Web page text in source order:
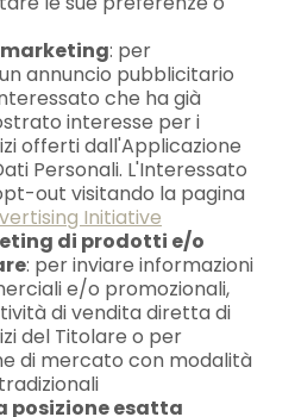
: per
annuncio pubblicitario
che ha già
interesse per i
offerti dall'Applicazione
Personali. L'Interessato
out visitando la pagina
Initiative
di prodotti e/o
: per inviare informazioni
e/o promozionali,
di vendita diretta di
del Titolare o per
di mercato con modalità
posizione esatta